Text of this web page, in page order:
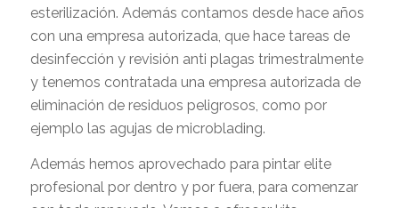
esterilización. Además contamos desde hace años
con una empresa autorizada, que hace tareas de
desinfección y revisión anti plagas trimestralmente
y tenemos contratada una empresa autorizada de
eliminación de residuos peligrosos, como por
ejemplo las agujas de microblading.
Además hemos aprovechado para pintar elite
profesional por dentro y por fuera, para comenzar